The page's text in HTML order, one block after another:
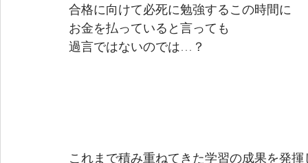
合格に向けて必死に勉強するこの時間に
お金を払っていると言っても
過言ではないのでは…？
これまで積み重ねてきた学習の成果を発